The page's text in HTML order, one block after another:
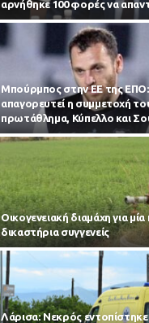
αρνήθηκε 100 φορές να
Μπούρμπος στην ΕΕ της ΕΠΟ:
απαγορευτεί η συμμετοχή
πρωτάθλημα, Κύπελλο και
Οικογενειακή διαμάχη για
δικαστήρια συγγενείς
Λάρισα: Νεκρός